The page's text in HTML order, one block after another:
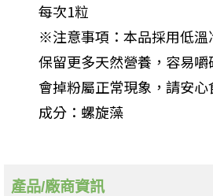
每次1粒
※注意事項：本品採用低溫
保留更多天然營養，容易
會掉粉屬正常現象，請安心
成分：螺旋藻
產品/廠商資訊